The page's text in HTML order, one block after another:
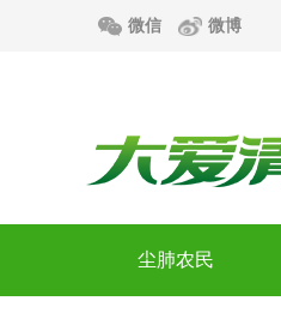
微信 微博
尘肺农民